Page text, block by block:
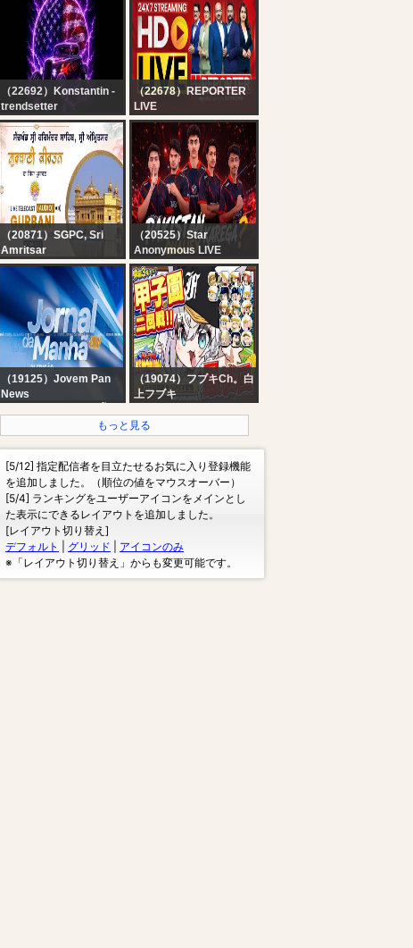
在する事故物件を監視す
る仕事をします…！ぺ
こ！【ホロライブ/兎田ぺ
こら】
QUIÉN PODRA
AYUDARNOS? con
ERNESTO
TENEMBAUM
（22692）Konstantin -
trendsetter
Power ⚡️ music Tesla
coil experiments
（22678）REPORTER
LIVE
24x7 Reporter Live TV |
Kerala Rain Alert Live |
HD Streaming | Latest
Malayalam News |
Reporter
（20871）SGPC, Sri
Amritsar
Official SGPC LIVE
(Audio) | Gurbani Kirtan
| Sachkhand Sri
Harmandir Sahib, Sri
Amritsar 07.08.2026
（20525）Star
Anonymous LIVE
4T FINALS ME
QUALIFY KAREGI ?
（19125）Jovem Pan
News
2° EDIÇÃO - 07/08/2026
（19074）フブキCh。白
上フブキ
天狐学園最終回?夏の甲
子園二回戦!! #パワプロ
イブ/白上フブキ】
もっと見る
[5/12] 指定配信者を目立たせるお気に入り登録機能
を追加しました。（順位の値をマウスオーバー）
[5/4] ランキングをユーザーアイコンをメインとし
た表示にできるレイアウトを追加しました。
[レイアウト切り替え]
デフォルト
グリッド
アイコンのみ
※「レイアウト切り替え」からも変更可能です。